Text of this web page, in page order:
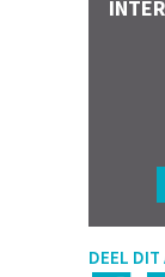
DEEL DIT